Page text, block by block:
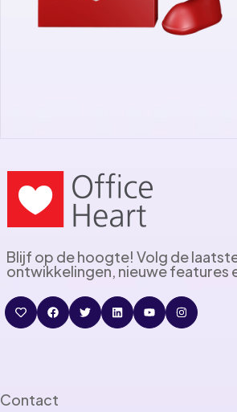
Blijf op de hoogte! Volg de
ontwikkelingen, nieuwe features
Contact